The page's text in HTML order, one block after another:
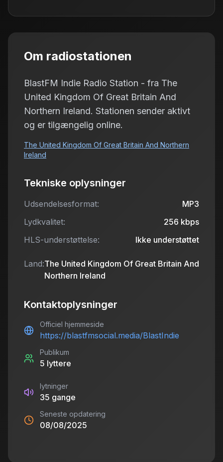
Om radiostationen
BlastFM Indie Radio Station - fra The
United Kingdom Of Great Britain And
Northern Ireland. Stationen sender aktivt
og er tilgængelig online.
The United Kingdom Of Great Britain And Northern
Ireland
Tekniske oplysninger
Udsendelsesformat:
MP3
Lydkvalitet:
256 kbps
HLS-understøttelse:
Ikke understøttet
Land:The United Kingdom Of Great Britain And
Northern Ireland
Kontaktoplysninger
Officiel hjemmeside
https://blastfmsocial.media/BlastIndie
Publikum
5 lyttere
lytninger
35 gange
Seneste opdatering
08/08/2025